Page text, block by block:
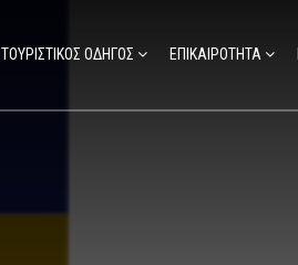
ΤΟΥΡΙΣΤΙΚΟΣ ΟΔΗΓΟΣ ΕΠΙΚΑΙΡΟΤΗΤΑ